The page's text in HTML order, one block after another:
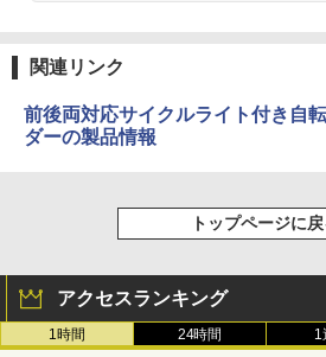
関連リンク
前後両対応サイクルライト付き自
ダーの製品情報
トップページに
アクセスランキング
1時間 24時間 1